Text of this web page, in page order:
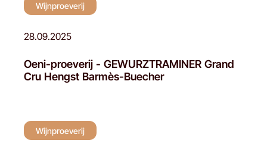
Wijnproeverij
28.09.2025
Oeni-proeverij - GEWURZTRAMINER Grand
Cru Hengst Barmès-Buecher
Wijnproeverij